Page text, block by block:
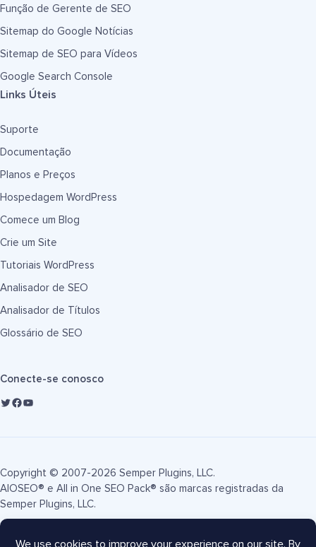
Função de Gerente de SEO
Sitemap do Google Notícias
Sitemap de SEO para Vídeos
Google Search Console
Links Úteis
Suporte
Documentação
Planos e Preços
Hospedagem WordPress
Comece um Blog
Crie um Site
Tutoriais WordPress
Analisador de SEO
Analisador de Títulos
Glossário de SEO
Conecte-se conosco
Copyright © 2007-2026 Semper Plugins, LLC.
AIOSEO® e All in One SEO Pack® são marcas registradas da
Semper Plugins, LLC.
Termos de Serviço Política de Privacidade Divulgação FTC